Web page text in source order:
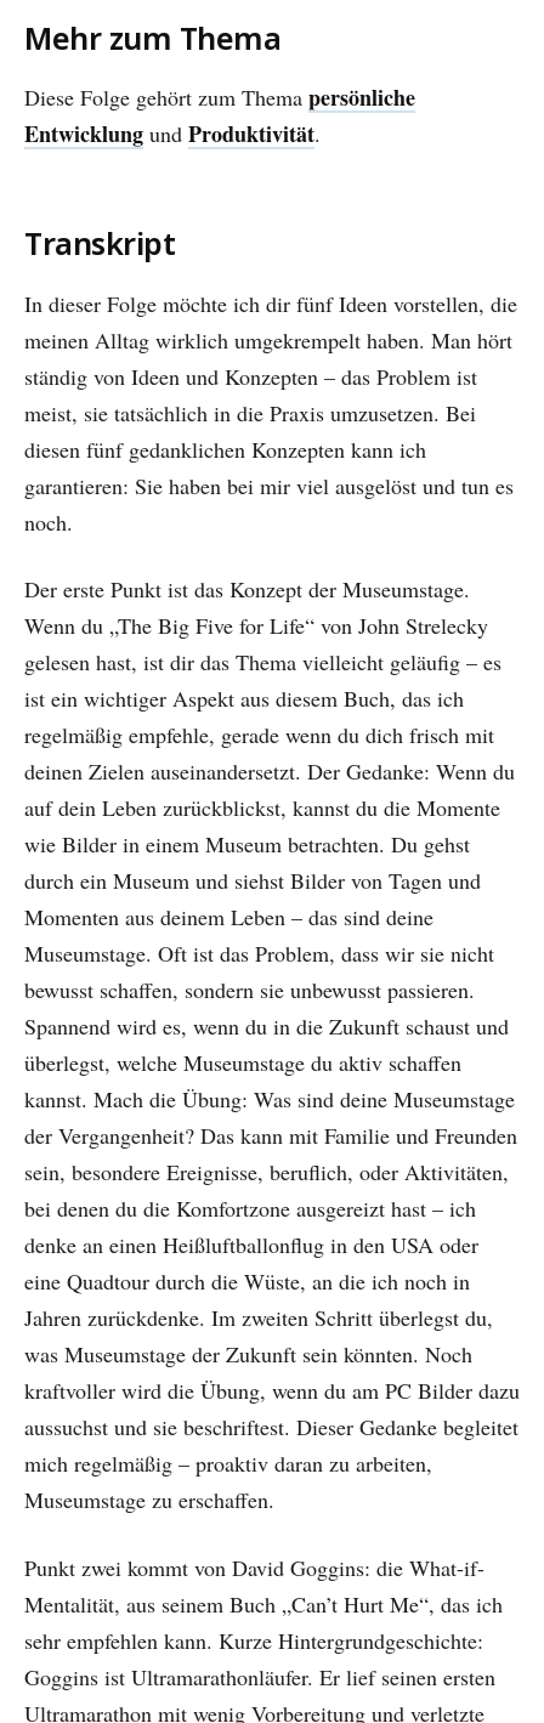
Mehr zum Thema
Diese Folge gehört zum Thema persönliche
Entwicklung und Produktivität.
Transkript
In dieser Folge möchte ich dir fünf Ideen vorstellen, die
meinen Alltag wirklich umgekrempelt haben. Man hört
ständig von Ideen und Konzepten – das Problem ist
meist, sie tatsächlich in die Praxis umzusetzen. Bei
diesen fünf gedanklichen Konzepten kann ich
garantieren: Sie haben bei mir viel ausgelöst und tun es
noch.
Der erste Punkt ist das Konzept der Museumstage.
Wenn du „The Big Five for Life“ von John Strelecky
gelesen hast, ist dir das Thema vielleicht geläufig – es
ist ein wichtiger Aspekt aus diesem Buch, das ich
regelmäßig empfehle, gerade wenn du dich frisch mit
deinen Zielen auseinandersetzt. Der Gedanke: Wenn du
auf dein Leben zurückblickst, kannst du die Momente
wie Bilder in einem Museum betrachten. Du gehst
durch ein Museum und siehst Bilder von Tagen und
Momenten aus deinem Leben – das sind deine
Museumstage. Oft ist das Problem, dass wir sie nicht
bewusst schaffen, sondern sie unbewusst passieren.
Spannend wird es, wenn du in die Zukunft schaust und
überlegst, welche Museumstage du aktiv schaffen
kannst. Mach die Übung: Was sind deine Museumstage
der Vergangenheit? Das kann mit Familie und Freunden
sein, besondere Ereignisse, beruflich, oder Aktivitäten,
bei denen du die Komfortzone ausgereizt hast – ich
denke an einen Heißluftballonflug in den USA oder
eine Quadtour durch die Wüste, an die ich noch in
Jahren zurückdenke. Im zweiten Schritt überlegst du,
was Museumstage der Zukunft sein könnten. Noch
kraftvoller wird die Übung, wenn du am PC Bilder dazu
aussuchst und sie beschriftest. Dieser Gedanke begleitet
mich regelmäßig – proaktiv daran zu arbeiten,
Museumstage zu erschaffen.
Punkt zwei kommt von David Goggins: die What-if-
Mentalität, aus seinem Buch „Can’t Hurt Me“, das ich
sehr empfehlen kann. Kurze Hintergrundgeschichte:
Goggins ist Ultramarathonläufer. Er lief seinen ersten
Ultramarathon mit wenig Vorbereitung und verletzte